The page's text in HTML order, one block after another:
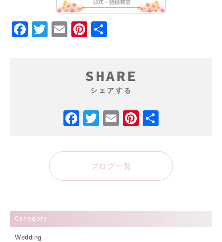
Facebook
Twitter
EmailPinterest
SHARE
シェアする
Facebook
Twitter
EmailPinterest
ブログ一覧
Category
Wedding